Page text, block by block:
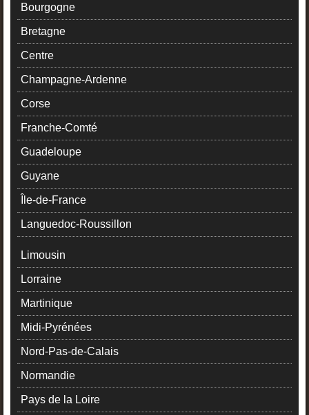
Bourgogne
Bretagne
Centre
Champagne-Ardenne
Corse
Franche-Comté
Guadeloupe
Guyane
Île-de-France
Languedoc-Roussillon
Limousin
Lorraine
Martinique
Midi-Pyrénées
Nord-Pas-de-Calais
Normandie
Pays de la Loire